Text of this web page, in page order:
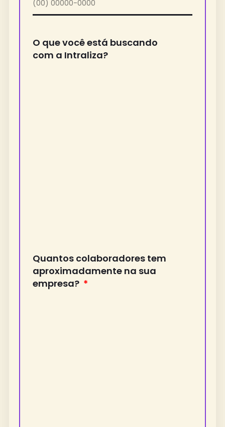
O que você está buscando
com a Intraliza?
Quantos colaboradores tem
aproximadamente na sua
empresa?